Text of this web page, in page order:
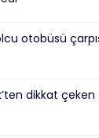
otobüsü
dikkat çeken